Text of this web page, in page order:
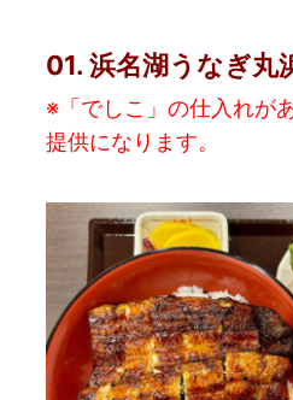
01. 浜名湖うなぎ丸
※「でしこ」の仕入れが
提供になります。